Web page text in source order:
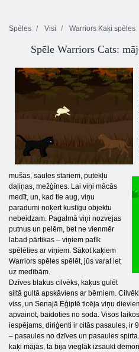
Spēles Visi Warriors Kaķi spēles
Spēle Warriors Cats:
mušas, saules stariem, putekļu
daļiņas, mežģīnes. Lai viņi mācās
medīt, un, kad tie aug, viņu
paradumi noķert kustīgu objektu
nebeidzam. Pagalmā viņi nozvejas
putnus un pelēm, bet ne vienmēr
labad pārtikas – viņiem patīk
spēlēties ar viņiem. Sākot kaķiem
Warriors spēles spēlēt, jūs varat iet
uz medībām.
Dzīves blakus cilvēks, kaķus gulēt
siltā gultā apskāviens ar bērniem.
viss, un Senajā Ēģiptē ticēja viņu
apvainot, baidoties no soda. Visos
iespējams, diriģenti ir citās pasaules, ir
– pasaules no dzīves un pasaules
kaķi mājās, tā bija vieglāk izsaukt